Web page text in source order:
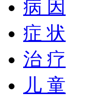
病 因
症 状
治 疗
儿 童